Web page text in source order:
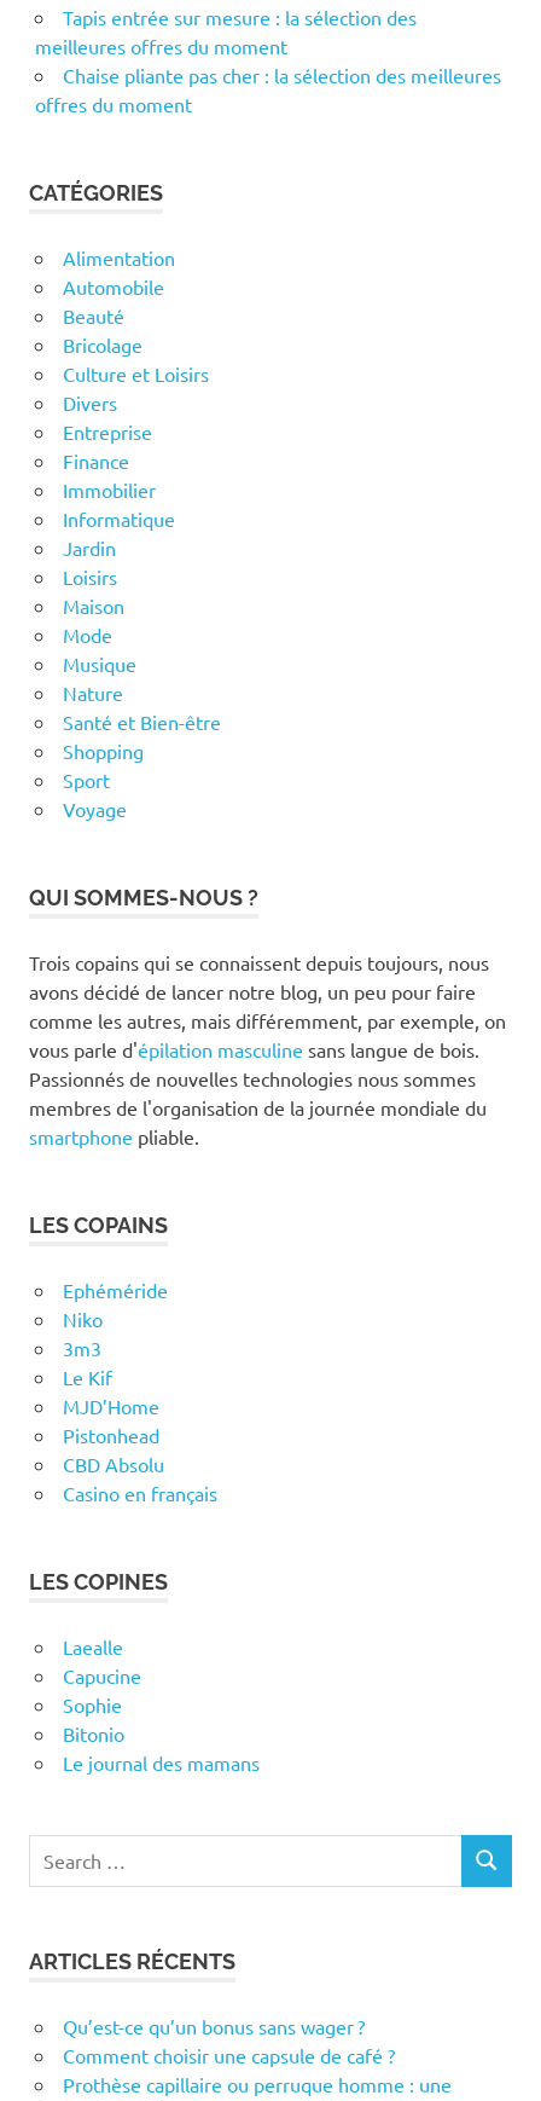
Tapis entrée sur mesure : la sélection des
meilleures offres du moment
Chaise pliante pas cher : la sélection des meilleures
offres du moment
CATÉGORIES
Alimentation
Automobile
Beauté
Bricolage
Culture et Loisirs
Divers
Entreprise
Finance
Immobilier
Informatique
Jardin
Loisirs
Maison
Mode
Musique
Nature
Santé et Bien-être
Shopping
Sport
Voyage
QUI SOMMES-NOUS ?
Trois copains qui se connaissent depuis toujours, nous
avons décidé de lancer notre blog, un peu pour faire
comme les autres, mais différemment, par exemple, on
vous parle d'épilation masculine sans langue de bois.
Passionnés de nouvelles technologies nous sommes
membres de l'organisation de la journée mondiale du
smartphone pliable.
LES COPAINS
Ephéméride
Niko
3m3
Le Kif
MJD’Home
Pistonhead
CBD Absolu
Casino en français
LES COPINES
Laealle
Capucine
Sophie
Bitonio
Le journal des mamans
for:
SEARCH
ARTICLES RÉCENTS
Qu’est-ce qu’un bonus sans wager ?
Comment choisir une capsule de café ?
Prothèse capillaire ou perruque homme : une